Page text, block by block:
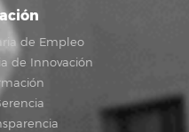
de Empleo
de Innovación